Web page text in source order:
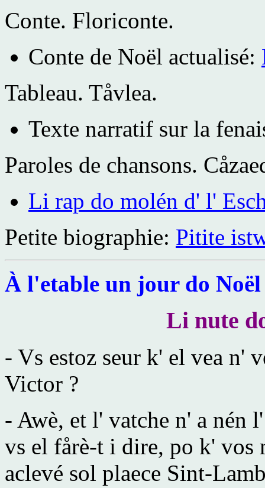
Conte. Floriconte.
Conte de Noël actualisé:
Tableau. Tåvlea.
Texte narratif sur la
Paroles de chansons.
Li rap do molén d' l'
Petite biographie: Pitite
À l'etable un jour do Noël
Li nute
- Vs estoz seur k' el vea n'
Victor ?
- Awè, et l' vatche n' a nén
vs el fårè-t i dire, po k' vos
aclevé sol plaece Sint-